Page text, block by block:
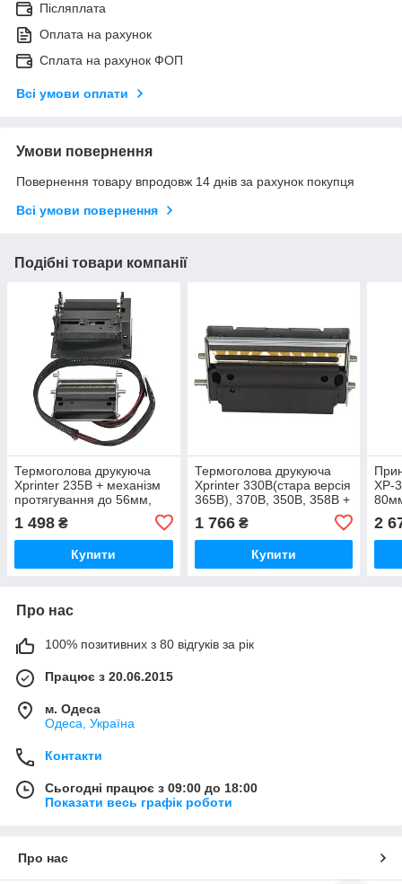
Післяплата
Оплата на рахунок
Сплата на рахунок ФОП
Всі умови оплати
Умови повернення
Повернення товару впродовж 14 днів за рахунок покупця
Всі умови повернення
Подібні товари компанії
Термоголова друкуюча
Xprinter 235B + механізм
протягування до 56мм,
1 498 ₴
Купити
Термоголова друкуюча
Xprinter 330B(стара версія
365B), 370B, 350B, 358B +
механізм до 80мм, нова,
гарантія
1 766₴
Купити
XP-
2
Про нас
100% позитивних з 80 відгуків за рік
Працює з 20.06.2015
м. Одеса
Одеса, Україна
Контакти
Сьогодні працює з 09:00 до 18:00
Показати весь графік роботи
Про нас